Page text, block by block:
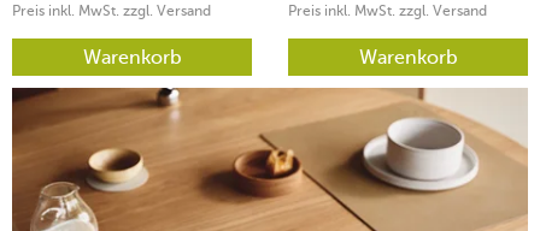
Preis inkl. MwSt. zzgl. Versand
Warenkorb
Preis inkl. MwSt. zzgl. Versand
Warenkorb